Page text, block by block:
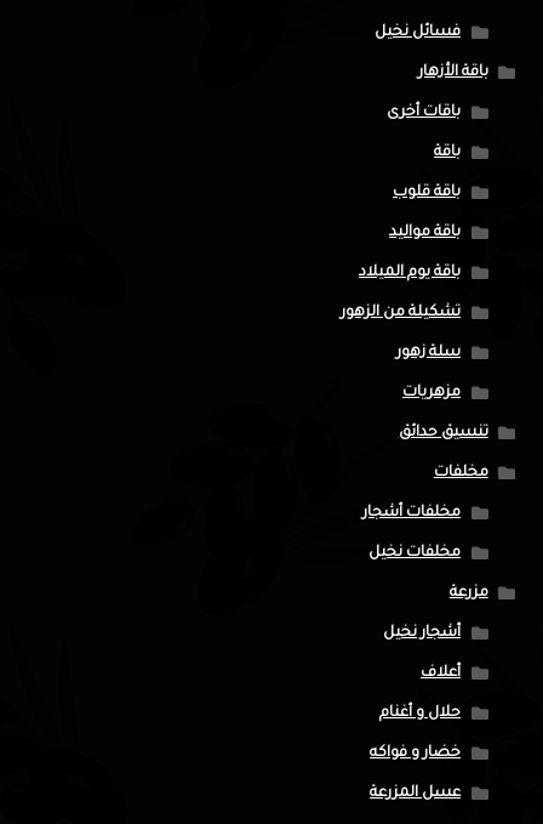
فسائل نخيل
باقة الأزهار
باقات أخرى
باقة
باقة قلوب
باقة مواليد
باقة يوم الميلاد
تشكيلة من الزهور
سلة زهور
مزهريات
تنسيق حدائق
مخلفات
مخلفات أشجار
مخلفات نخيل
مزرعة
أشجار نخيل
أعلاف
حلال و أغنام
خضار و فواكه
عسل المزرعة